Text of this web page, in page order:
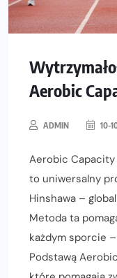
Aerobic
ADMIN 10-
Aerobic
to uniwersalny
Hinshawa –
Metoda ta
każdym sporcie
Podstawą